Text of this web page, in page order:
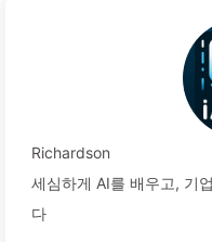
Richardson
세심하게 AI를 배우고, 기
다